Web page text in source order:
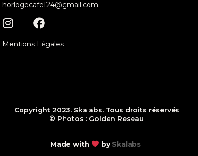
horlogecafe124@gmail.com
Mentions Légales
Copyright 2023. Skalabs. Tous droits réservés
© Photos : Golden Reseau
Made with by Skalabs